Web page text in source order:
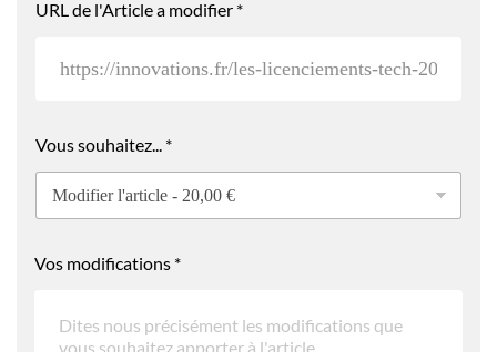
URL de l'Article a modifier *
Vous souhaitez... *
Vos modifications *